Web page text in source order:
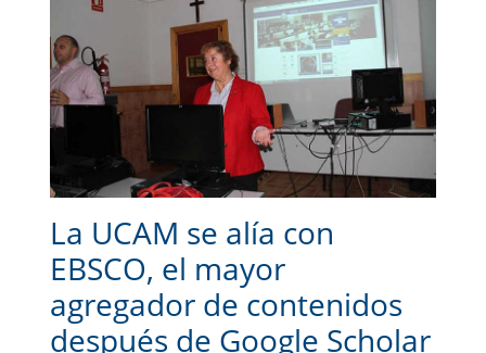
La UCAM se alía con
EBSCO, el mayor
agregador de contenidos
después de Google Scholar